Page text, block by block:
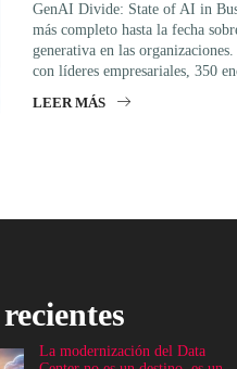
GenAI Divide: State of AI in
más completo hasta la fecha
generativa en las
con líderes empresariales, 350
LEER MÁS
La modernización del Data